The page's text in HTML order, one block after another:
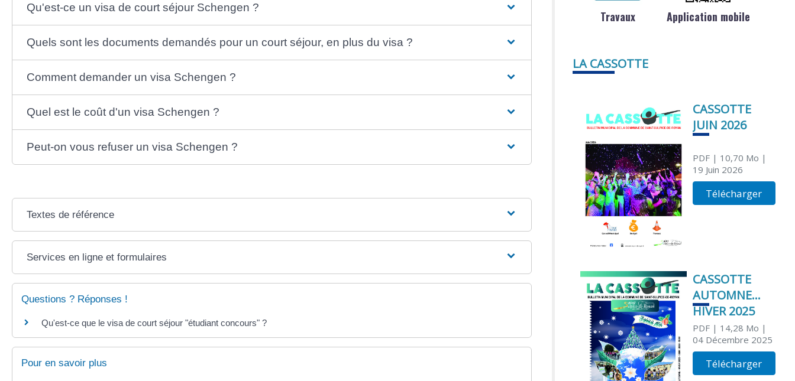
Qu'est-ce un visa de court séjour Schengen ?
Quels sont les documents demandés pour un court séjour, en plus du visa ?
Comment demander un visa Schengen ?
Quel est le coût d'un visa Schengen ?
Peut-on vous refuser un visa Schengen ?
Textes de référence
Services en ligne et formulaires
Questions ? Réponses !
Qu'est-ce que le visa de court séjour "étudiant concours" ?
Pour en savoir plus
Travaux Application mobile
LA CASSOTTE
CASSOTTE
JUIN 2026
PDF| 10,70 Mo |
19 Juin 2026
Télécharger
CASSOTTE
AUTOMNE
HIVER 2025
PDF| 14,28 Mo |
04 Décembre 2025
Télécharger